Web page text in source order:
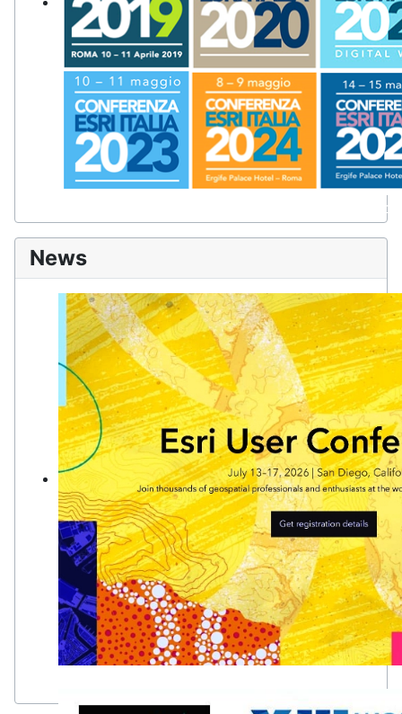
Il più importante appuntamento per imprese, pubbliche
News
La tecnologia dei sistemi informativi geografici (GIS) crea